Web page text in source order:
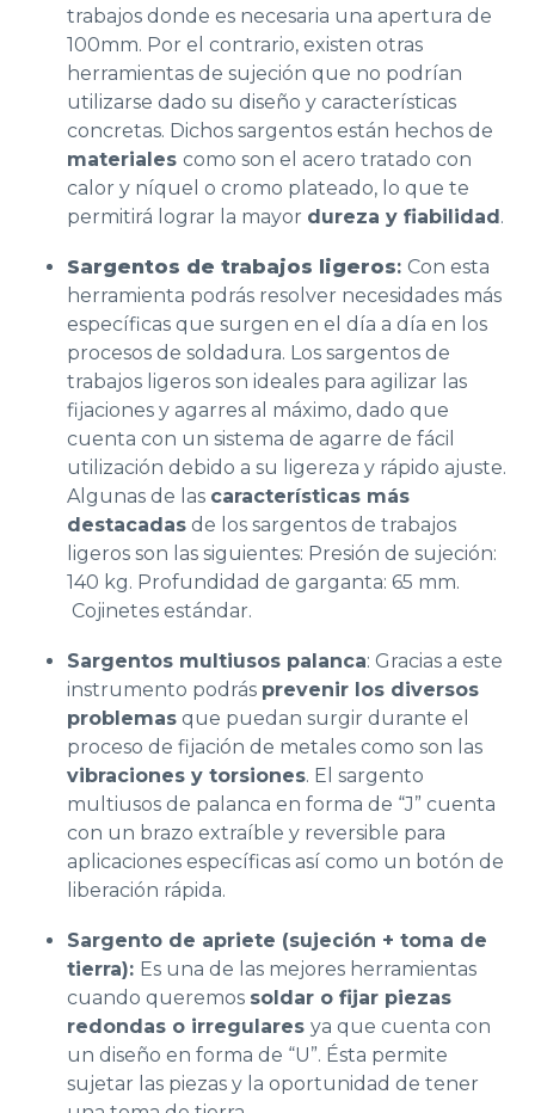
trabajos donde es necesaria una apertura de
100mm. Por el contrario, existen otras
herramientas de sujeción que no podrían
utilizarse dado su diseño y características
concretas. Dichos sargentos están hechos de
materiales como son el acero tratado con
calor y níquel o cromo plateado, lo que te
permitirá lograr la mayor dureza y fiabilidad.
Sargentos de trabajos ligeros: Con esta
herramienta podrás resolver necesidades más
específicas que surgen en el día a día en los
procesos de soldadura. Los sargentos de
trabajos ligeros son ideales para agilizar las
fijaciones y agarres al máximo, dado que
cuenta con un sistema de agarre de fácil
utilización debido a su ligereza y rápido ajuste.
Algunas de las características más
destacadas de los sargentos de trabajos
ligeros son las siguientes: Presión de sujeción:
140 kg. Profundidad de garganta: 65 mm.
Cojinetes estándar.
Sargentos multiusos palanca: Gracias a este
instrumento podrás prevenir los diversos
problemas que puedan surgir durante el
proceso de fijación de metales como son las
vibraciones y torsiones. El sargento
multiusos de palanca en forma de “J” cuenta
con un brazo extraíble y reversible para
aplicaciones específicas así como un botón de
liberación rápida.
Sargento de apriete (sujeción + toma de
tierra): Es una de las mejores herramientas
cuando queremos soldar o fijar piezas
redondas o irregulares ya que cuenta con
un diseño en forma de “U”. Ésta permite
sujetar las piezas y la oportunidad de tener